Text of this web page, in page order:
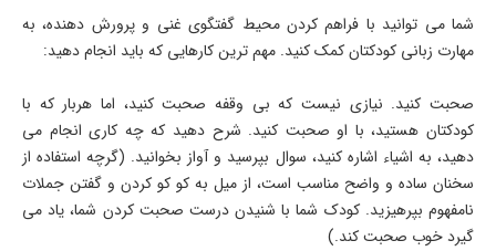
شما می توانید با فراهم کردن محیط گفتگوی غنی و پرورش دهنده، به
مهارت زبانی کودکتان کمک کنید. مهم ترین کارهایی که باید انجام دهید:
صحبت کنید. نیازی نیست که بی وقفه صحبت کنید، اما هربار که با
کودکتان هستید، با او صحبت کنید. شرح دهید که چه کاری انجام می
دهید، به اشیاء اشاره کنید، سوال بپرسید و آواز بخوانید. (گرچه استفاده از
سخنان ساده و واضح مناسب است، از میل به کو کو کردن و گفتن جملات
نامفهوم بپرهیزید. کودک شما با شنیدن درست صحبت کردن شما، یاد می
گیرد خوب صحبت کند.)